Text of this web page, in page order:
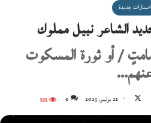
اصدارات جديدة
الشاعر نبيل مملوك
/ أو ثورة المسكوت
على
21 يونيو، 2023 0
535